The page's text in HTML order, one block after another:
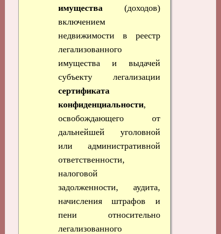
имущества (доходов)
включением
недвижимости в реестр
легализованного
имущества и выдачей
субъекту легализации
сертификата
конфиденциальности,
освобождающего от
дальнейшей уголовной
или административной
ответственности,
налоговой
задолженности, аудита,
начисления штрафов и
пени относительно
легализованного